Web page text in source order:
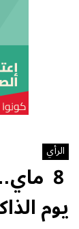
الرأي
8
يوم